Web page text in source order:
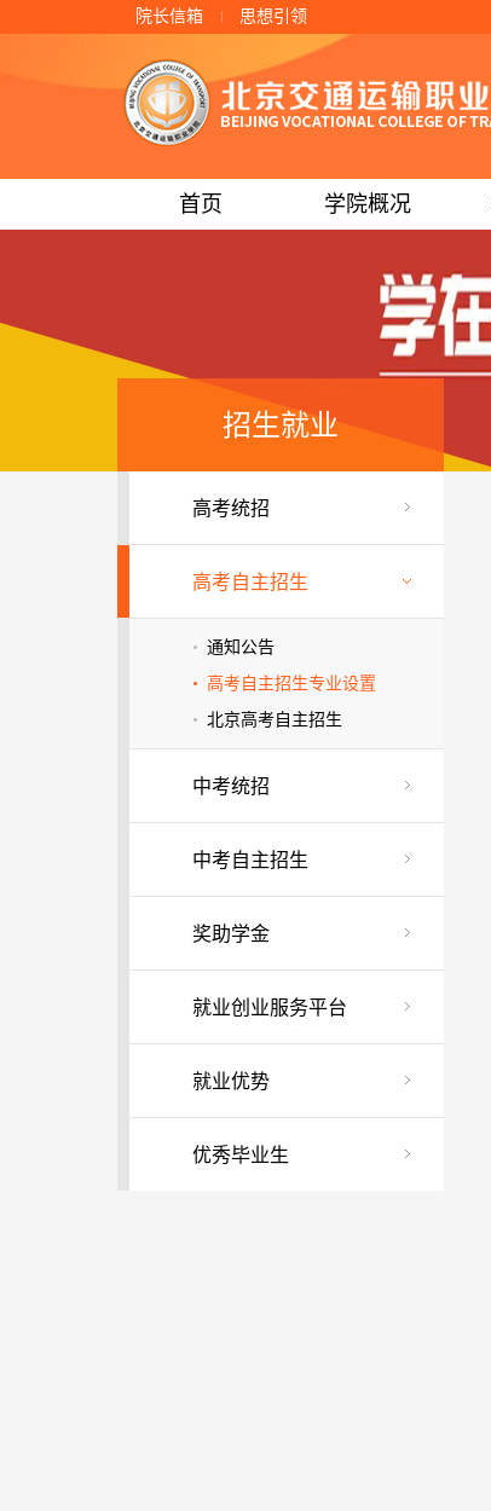
院长信箱 思想引领
首页 学院概况
招生就业
高考统招
高考自主招生
通知公告
高考自主招生专业设置
北京高考自主招生
中考统招
中考自主招生
奖助学金
就业创业服务平台
就业优势
优秀毕业生